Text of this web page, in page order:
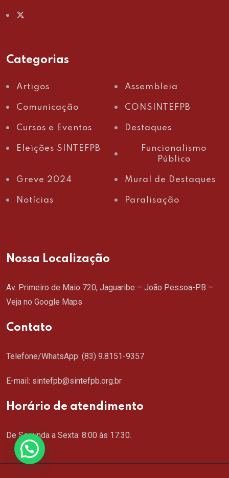
Categorias
Artigos Assembleia
Comunicação CONSINTEFPB
Cursos e Eventos Destaques
Eleições SINTEFPB
Funcionalismo
Público
Greve 2024 Mural de Destaques
Notícias Paralisação
Nossa Localização
Av. Primeiro de Maio 720, Jaguaribe – João Pessoa-PB –
Veja no Google Maps
Contato
Telefone/WhatsApp: (83) 9.8151-9357
E-mail: sintefpb@sintefpb.org.br
Horário de atendimento
De Segunda a Sexta: 8:00 às 17:30.